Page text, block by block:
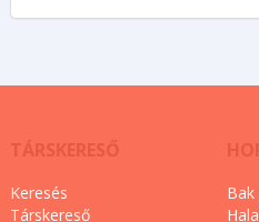
TÁRSKERESŐ
Keresés
Társkereső
Bak